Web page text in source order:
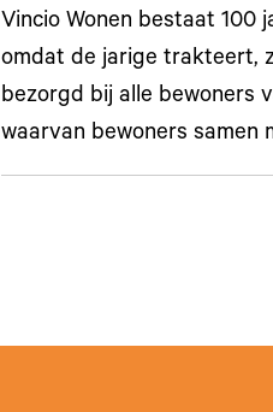
Vincio Wonen bestaat 100
omdat de jarige trakteert,
bezorgd bij alle bewoners
waarvan bewoners samen